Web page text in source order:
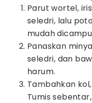
Parut wortel,
seledri, lalu
mudah
Panaskan
seledri, dan
harum.
Tambahkan
Tumis